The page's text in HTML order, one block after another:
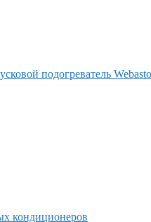
подогреватель
кондиционеров